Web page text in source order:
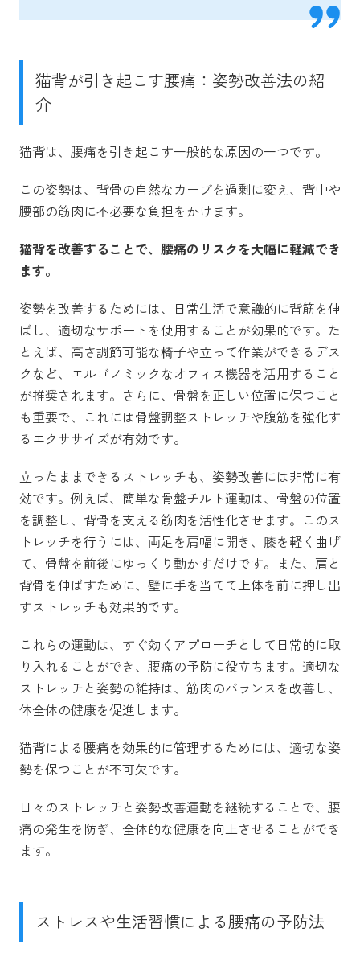
猫背が引き起こす腰痛：姿勢改善法の紹
介
猫背は、腰痛を引き起こす一般的な原因の一つです。
この姿勢は、背骨の自然なカーブを過剰に変え、背中や
腰部の筋肉に不必要な負担をかけます。
猫背を改善することで、腰痛のリスクを大幅に軽減でき
ます。
姿勢を改善するためには、日常生活で意識的に背筋を伸
ばし、適切なサポートを使用することが効果的です。た
とえば、高さ調節可能な椅子や立って作業ができるデス
クなど、エルゴノミックなオフィス機器を活用すること
が推奨されます。さらに、骨盤を正しい位置に保つこと
も重要で、これには骨盤調整ストレッチや腹筋を強化す
るエクササイズが有効です。
立ったままできるストレッチも、姿勢改善には非常に有
効です。例えば、簡単な骨盤チルト運動は、骨盤の位置
を調整し、背骨を支える筋肉を活性化させます。このス
トレッチを行うには、両足を肩幅に開き、膝を軽く曲げ
て、骨盤を前後にゆっくり動かすだけです。また、肩と
背骨を伸ばすために、壁に手を当てて上体を前に押し出
すストレッチも効果的です。
これらの運動は、すぐ効くアプローチとして日常的に取
り入れることができ、腰痛の予防に役立ちます。適切な
ストレッチと姿勢の維持は、筋肉のバランスを改善し、
体全体の健康を促進します。
猫背による腰痛を効果的に管理するためには、適切な姿
勢を保つことが不可欠です。
日々のストレッチと姿勢改善運動を継続することで、腰
痛の発生を防ぎ、全体的な健康を向上させることができ
ます。
ストレスや生活習慣による腰痛の予防法